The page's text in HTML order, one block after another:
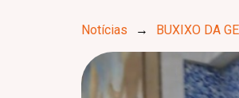
Notícias → BUXIXO DA